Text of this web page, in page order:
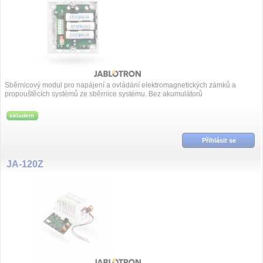
Sběrnicový modul pro napájení a ovládání elektromagnetických zámků a
propouštěcích systémů ze sběrnice systému. Bez akumulátorů
skladem
Přihlásit se
JA-120Z